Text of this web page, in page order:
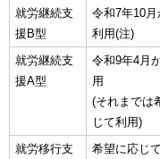
就労継続支
援B型
令和7年10月
利用(注)
就労継続支
援A型
令和9年4月
用
(それまでは
じて利用)
就労移行支
希望に応じ